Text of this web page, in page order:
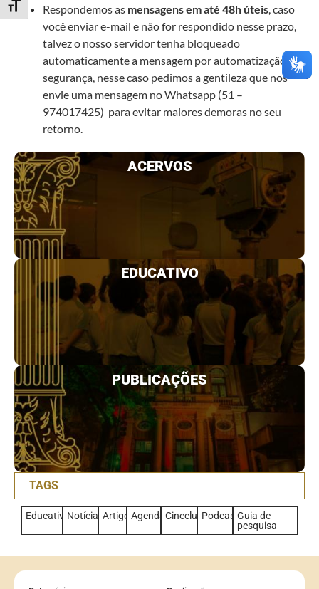
Alternar tamanho da fonte
ACERVOS
EDUCATIVO
PUBLICAÇÕES
TAGS
EducativoNotíciasArtigo Agenda CineclubPodcastGuia de
pesquisa
Respondemos as mensagens em até 48h úteis, caso
você enviar e-mail e não for respondido nesse prazo,
talvez o nosso servidor tenha bloqueado
automaticamente a mensagem por automatização de
segurança, nesse caso pedimos a gentileza que nos
envie uma mensagem no Whatsapp (51 –
974017425) para evitar maiores demoras no seu
retorno.